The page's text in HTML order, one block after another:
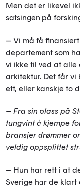
Men det er likevel
satsingen på
– Vi må få
departement som
vi ikke til ved at alle
arkitektur. Det får vi
ett, eller kanskje to
– Fra sin plass på
tungvint å kjempe
bransjer drømmer
veldig oppsplittet
– Hun har rett i at
Sverige har de klart